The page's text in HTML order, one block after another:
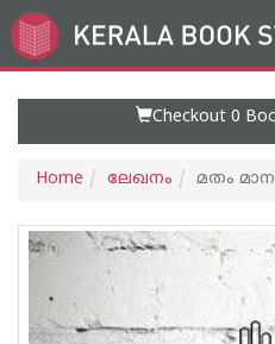
Go
to
Checkout 0
Home ലേഖനം മതം